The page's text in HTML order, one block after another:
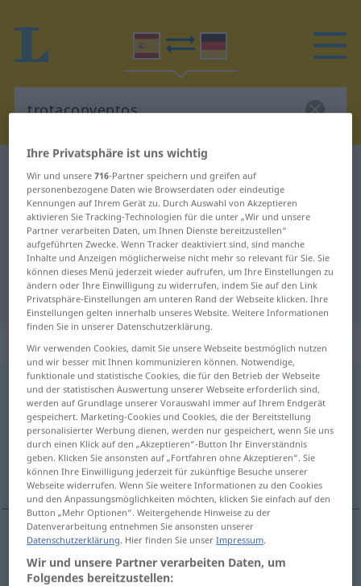
Spanisch-Deutsch Wörterbuch trotaconventos
Spanisch-Deutsch Übersetzung für
"trotaconventos"
"trotaconventos" Deutsch
Übersetzung
„trotaconventos“: femenino
trotaconventosf <plinv>
Übersicht aller Übersetzungen
(Für mehr Details die Übersetzung anklicken/antippen)
Kupplerin
Kupplerinf trotaconventos HIST FIG
Ihre Privatsphäre ist uns wichtig
Wir und unsere716-Partner speichern und greifen auf
personenbezogene Daten wie Browserdaten oder eindeutige
Kennungen auf Ihrem Gerät zu. Durch Auswahl von Akzeptieren
aktivieren Sie Tracking-Technologien für die unter „Wir und unsere
Partner verarbeiten Daten, um Ihnen Dienste bereitzustellen“
aufgeführten Zwecke. Wenn Tracker deaktiviert sind, sind manche
Inhalte und Anzeigen möglicherweise nicht mehr so relevant für Sie. Sie
können dieses Menü jederzeit wieder aufrufen, um Ihre Einstellungen zu
ändern oder Ihre Einwilligung zu widerrufen, indem Sie auf den Link
Privatsphäre-Einstellungen am unteren Rand der Webseite klicken. Ihre
Einstellungen gelten innerhalb unseres Website. Weitere Informationen
finden Sie in unserer Datenschutzerklärung.
Wir verwenden Cookies, damit Sie unsere Webseite bestmöglich nutzen
und wir besser mit Ihnen kommunizieren können. Notwendige,
funktionale und statistische Cookies, die für den Betrieb der Webseite
und der statistischen Auswertung unserer Webseite erforderlich sind,
werden auf Grundlage unserer Vorauswahl immer auf Ihrem Endgerät
gespeichert. Marketing-Cookies und Cookies, die der Bereitstellung
personalisierter Werbung dienen, werden nur gespeichert, wenn Sie uns
durch einen Klick auf den „Akzeptieren“-Button Ihr Einverständnis
geben. Klicken Sie ansonsten auf „Fortfahren ohne Akzeptieren“. Sie
können Ihre Einwilligung jederzeit für zukünftige Besuche unserer
Webseite widerrufen. Wenn Sie weitere Informationen zu den Cookies
und den Anpassungsmöglichkeiten möchten, klicken Sie einfach auf den
Button „Mehr Optionen“. Weitergehende Hinweise zu der
Datenverarbeitung entnehmen Sie ansonsten unserer
Datenschutzerklärung. Hier finden Sie unserImpressum.
Wir und unsere Partner verarbeiten Daten, um
Folgendes bereitzustellen: